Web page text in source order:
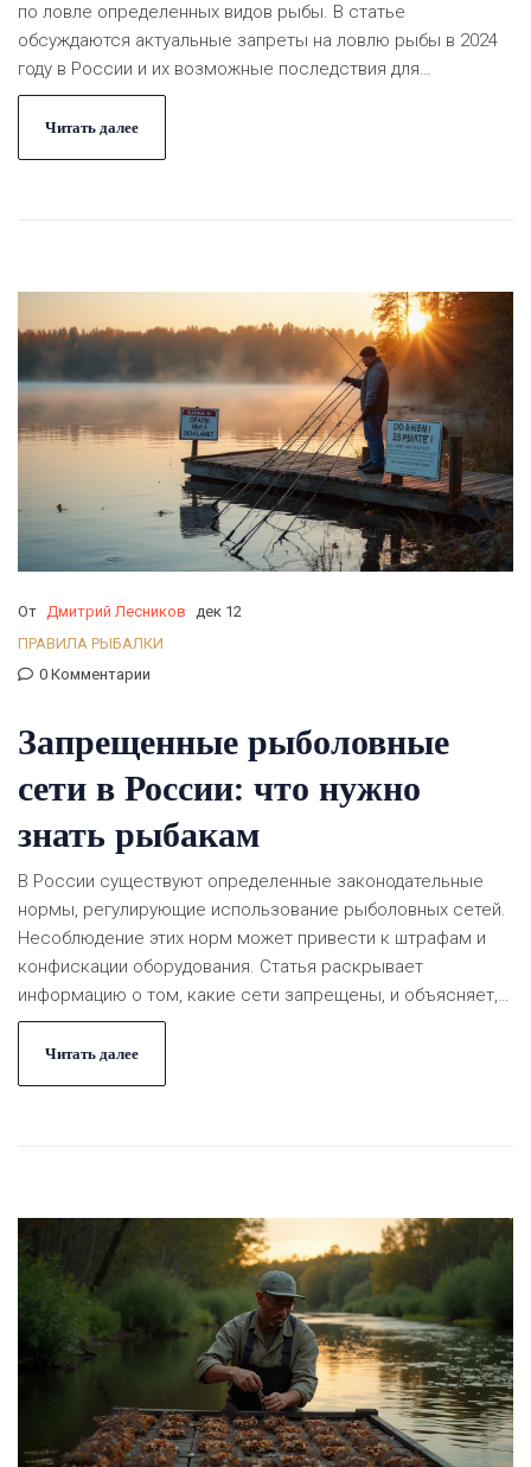
по ловле определенных видов рыбы. В статье
обсуждаются актуальные запреты на ловлю рыбы в 2024
году в России и их возможные последствия для
нарушителей. Разбираются аспекты сезонных
ограничений и региональные особенности правил для
любителей и профессионалов. Особое внимание уделено
Читать далее
От Дмитрий Лесников
дек 12
ПРАВИЛА РЫБАЛКИ
0 Комментарии
Запрещенные рыболовные
сети в России: что нужно
знать рыбакам
В России существуют определенные законодательные
нормы, регулирующие использование рыболовных сетей.
Несоблюдение этих норм может привести к штрафам и
конфискации оборудования. Статья раскрывает
информацию о том, какие сети запрещены, и объясняет,
почему так важно следовать правилам. Здесь также
можно найти полезные советы для рыболовов, чтобы
избежать проблем с законом.
Читать далее